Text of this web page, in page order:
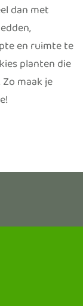
dan met
en ruimte te
planten die
maak je